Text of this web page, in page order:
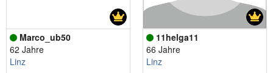
Marco_ub50
62 Jahre
Linz
11helga11
66 Jahre
Linz